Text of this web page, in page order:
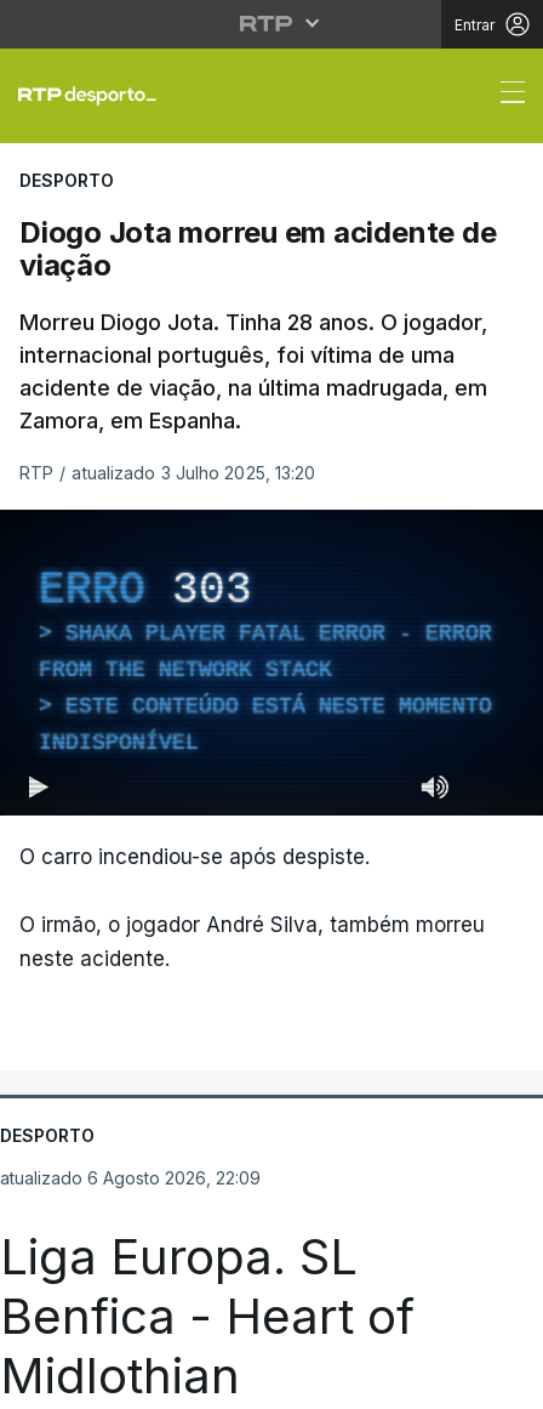
Entrar
Diogo Jota morreu
DESPORTO
Diogo Jota morreu em acidente de
viação
Morreu Diogo Jota. Tinha 28 anos. O jogador,
internacional português, foi vítima de uma
acidente de viação, na última madrugada, em
Zamora, em Espanha.
RTP / atualizado 3 Julho 2025, 13:20
ERRO 303
SHAKA PLAYER FATAL ERROR - ERROR
FROM THE NETWORK STACK
ESTE CONTEÚDO ESTÁ NESTE MOMENTO
INDISPONÍVEL
O carro incendiou-se após despiste.
O irmão, o jogador André Silva, também morreu
neste acidente.
DESPORTO
atualizado 6 Agosto 2026, 22:09
Liga Europa. SL
Benfica - Heart of
Midlothian